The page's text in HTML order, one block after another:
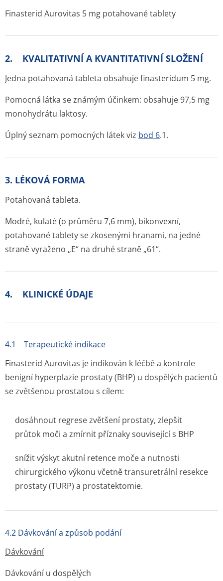
Finasterid Aurovitas 5 mg potahované tablety
2. KVALITATIVNÍ A KVANTITATIVNÍ SLOŽENÍ
Jedna potahovaná tableta obsahuje finasteridum 5 mg.
Pomocná látka se známým účinkem: obsahuje 97,5 mg
monohydrátu laktosy.
Úplný seznam pomocných látek viz bod 6.1.
3. LÉKOVÁ FORMA
Potahovaná tableta.
Modré, kulaté (o průměru 7,6 mm), bikonvexní,
potahované tablety se zkosenými hranami, na jedné
straně vyraženo „E“ na druhé straně „61“.
4. KLINICKÉ ÚDAJE
4.1 Terapeutické indikace
Finasterid Aurovitas je indikován k léčbě a kontrole
benigní hyperplazie prostaty (BHP) u dospělých pacientů
se zvětšenou prostatou s cílem:
dosáhnout regrese zvětšení prostaty, zlepšit
průtok moči a zmírnit příznaky související s BHP
snížit výskyt akutní retence moče a nutnosti
chirurgického výkonu včetně transuretrální resekce
prostaty (TURP) a prostatektomie.
4.2 Dávkování a způsob podání
Dávkování
Dávkování u dospělých